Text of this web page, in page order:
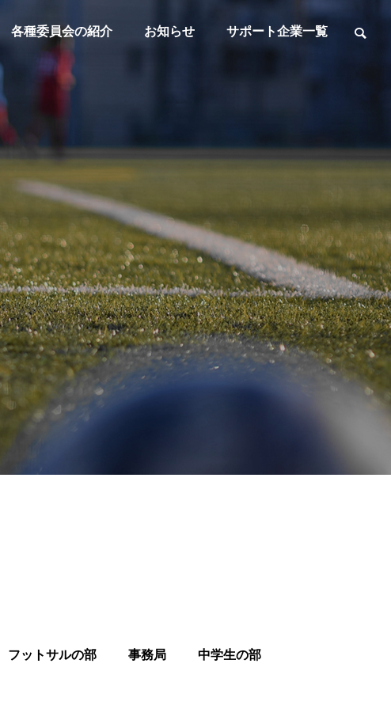
各種委員会の紹介 お知らせ サポート企業一覧
て 事務所案内
事務局所在地
中
学
生
の
部
高
校
生
の
部
フ
ッ
ト
サ
ル
の
部
女
子
の
部
ス
タ
ｌ
ズ
第
一
種
会
人
の
部
第
一
種
フットサルの部 事務局 中学生の部